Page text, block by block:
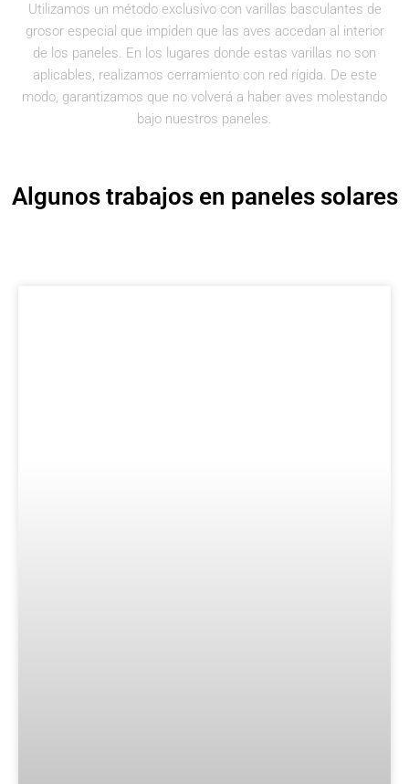
Utilizamos un método exclusivo con varillas basculantes de
grosor especial que impiden que las aves accedan al interior
de los paneles. En los lugares donde estas varillas no son
aplicables, realizamos cerramiento con red rígida. De este
modo, garantizamos que no volverá a haber aves molestando
bajo nuestros paneles.
Algunos trabajos en paneles solares